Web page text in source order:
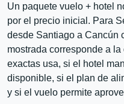
Un paquete vuelo + hotel
por el precio inicial. Para
desde Santiago a Cancún
mostrada corresponde a
exactas usa, si el hotel
disponible, si el plan de
y si el vuelo permite